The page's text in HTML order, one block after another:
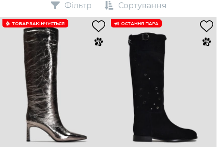
Фільтр Сортування
ТОВАР ЗАКІНЧУЄTЬСЯ ОСТАННЯ ПАРА